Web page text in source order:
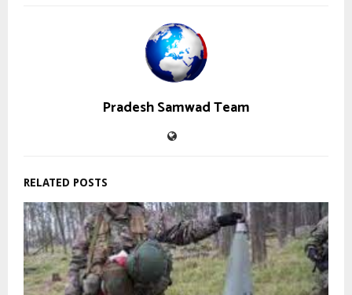
Pradesh Samwad Team
RELATED POSTS